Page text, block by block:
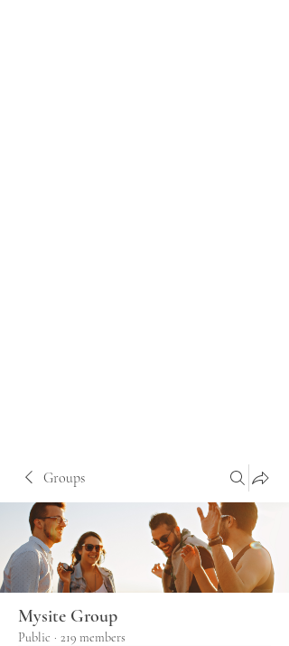
Groups
Mysite Group
Public · 219 members